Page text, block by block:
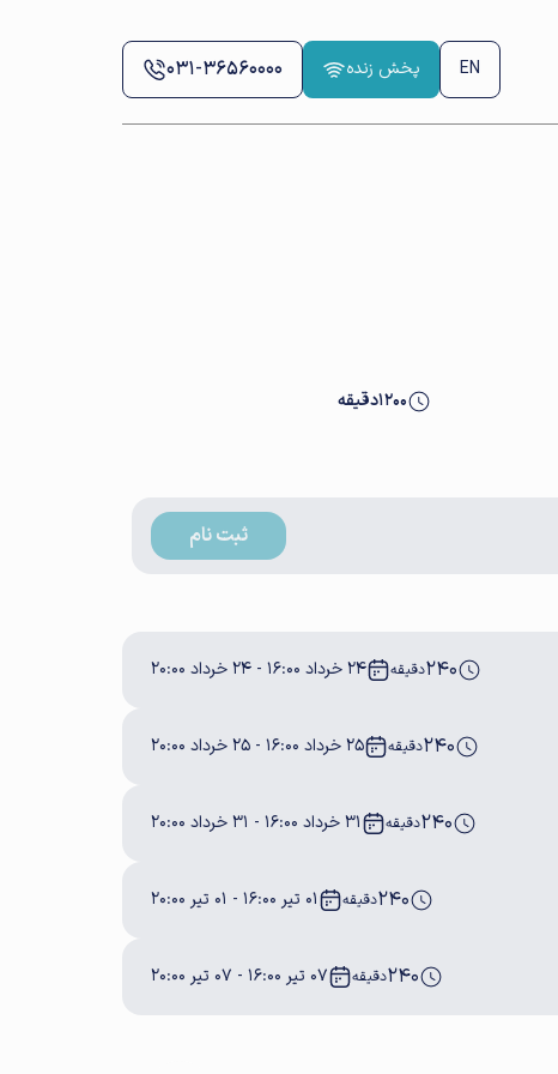
EN پخش زنده 031-36560000
1200دقیقه
ثبت نام
240دقیقه 24 خرداد 16:00 - 24 خرداد 20:00
240دقیقه 25 خرداد 16:00 - 25 خرداد 20:00
240دقیقه 31 خرداد 16:00 - 31 خرداد 20:00
240دقیقه 01 تیر 16:00 - 01 تیر 20:00
240دقیقه 07 تیر 16:00 - 07 تیر 20:00